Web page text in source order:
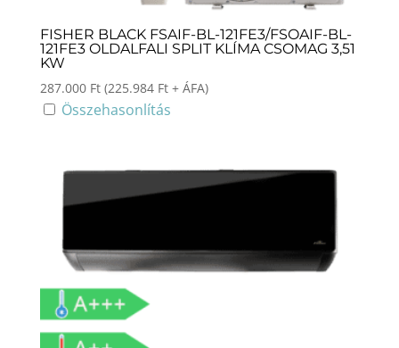
FISHER BLACK FSAIF-BL-121FE3/FSOAIF-BL-
121FE3 OLDALFALI SPLIT KLÍMA CSOMAG 3,51
KW
287.000 Ft (225.984 Ft+ ÁFA)
Összehasonlítás